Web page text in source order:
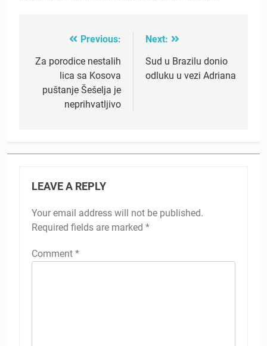
navigation
Previous:
Za porodice nestalih
lica sa Kosova
puštanje Šešelja je
neprihvatljivo
Next:
Sud u Brazilu donio
odluku u vezi Adriana
LEAVE A REPLY
Your email address will not be published.
Required fields are marked *
Comment *